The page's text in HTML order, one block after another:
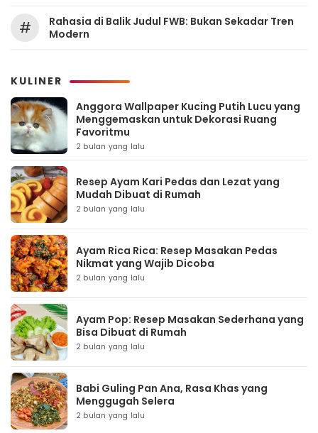
#
Rahasia di Balik Judul FWB: Bukan Sekadar Tren
Modern
KULINER
Anggora Wallpaper Kucing Putih Lucu yang
Menggemaskan untuk Dekorasi Ruang
Favoritmu
2 bulan yang lalu
Resep Ayam Kari Pedas dan Lezat yang
Mudah Dibuat di Rumah
2 bulan yang lalu
Ayam Rica Rica: Resep Masakan Pedas
Nikmat yang Wajib Dicoba
2 bulan yang lalu
Ayam Pop: Resep Masakan Sederhana yang
Bisa Dibuat di Rumah
2 bulan yang lalu
Babi Guling Pan Ana, Rasa Khas yang
Menggugah Selera
2 bulan yang lalu